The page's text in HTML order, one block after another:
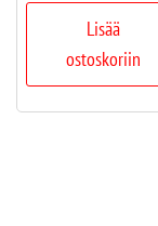
Lisää
ostoskoriin